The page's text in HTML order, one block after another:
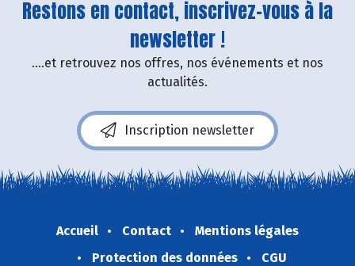
Restons en contact, inscrivez-vous à la
newsletter !
....et retrouvez nos offres, nos événements et nos
actualités.
Inscription newsletter
Accueil Contact
Mentions légales
Protection des données
CGU